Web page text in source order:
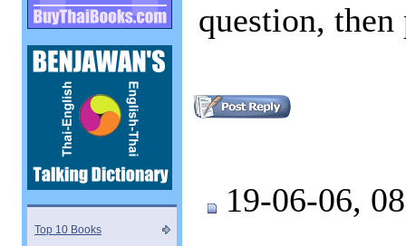
Top 10 Books
question,
19-06-06,